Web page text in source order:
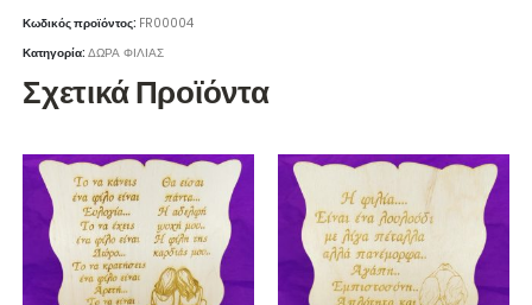
Κωδικός προϊόντος: FR00004
Κατηγορία:ΔΩΡΑ ΦΙΛΙΑΣ
Σχετικά Προϊόντα